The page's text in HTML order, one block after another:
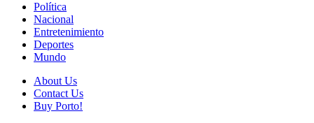
Política
Nacional
Entretenimiento
Deportes
Mundo
About Us
Contact Us
Buy Porto!